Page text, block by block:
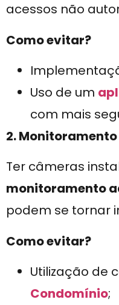
acessos não
Como evitar?
Uso de um
com mais
2.
Ter câmeras
monitoramento
podem se tornar
Como evitar?
Utilização de
Condomínio;